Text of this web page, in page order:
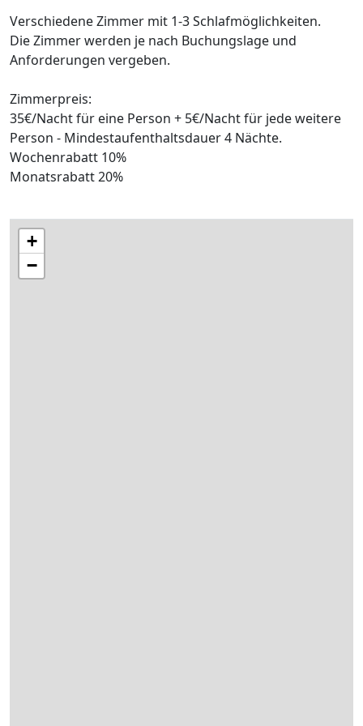
Verschiedene Zimmer mit 1-3 Schlafmöglichkeiten.
Die Zimmer werden je nach Buchungslage und
Anforderungen vergeben.
Zimmerpreis:
35€/Nacht für eine Person + 5€/Nacht für jede weitere
Person - Mindestaufenthaltsdauer 4 Nächte.
Wochenrabatt 10%
Monatsrabatt 20%
+
−